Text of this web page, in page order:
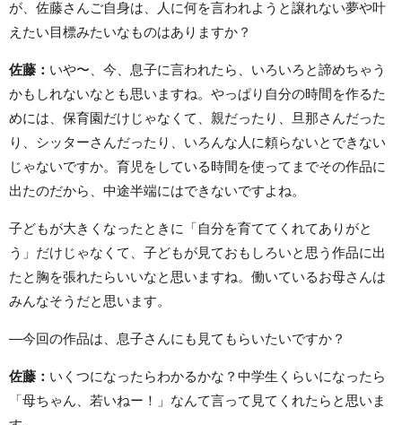
が、佐藤さんご自身は、人に何を言われようと譲れない夢や叶
えたい目標みたいなものはありますか？
佐藤： いや〜、今、息子に言われたら、いろいろと諦めちゃう
かもしれないなとも思いますね。やっぱり自分の時間を作るた
めには、保育園だけじゃなくて、親だったり、旦那さんだった
り、シッターさんだったり、いろんな人に頼らないとできない
じゃないですか。育児をしている時間を使ってまでその作品に
出たのだから、中途半端にはできないですよね。
子どもが大きくなったときに「自分を育ててくれてありがと
う」だけじゃなくて、子どもが見ておもしろいと思う作品に出
たと胸を張れたらいいなと思いますね。働いているお母さんは
みんなそうだと思います。
—今回の作品は、息子さんにも見てもらいたいですか？
佐藤： いくつになったらわかるかな？中学生くらいになったら
「母ちゃん、若いねー！」なんて言って見てくれたらと思いま